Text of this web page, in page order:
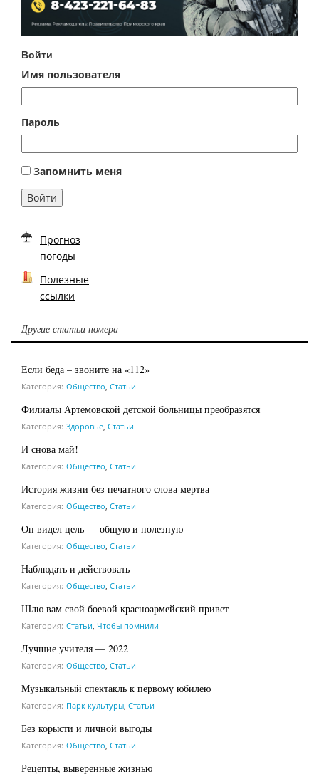
Войти
Имя пользователя
Пароль
Запомнить меня
Войти
Прогноз
погоды
Полезные
ссылки
Другие статьи номера
Если беда – звоните на «112»
Категория: Общество, Статьи
Филиалы Артемовской детской больницы преобразятся
Категория: Здоровье, Статьи
И снова май!
Категория: Общество, Статьи
История жизни без печатного слова мертва
Категория: Общество, Статьи
Он видел цель — общую и полезную
Категория: Общество, Статьи
Наблюдать и действовать
Категория: Общество, Статьи
Шлю вам свой боевой красноармейский привет
Категория: Статьи, Чтобы помнили
Лучшие учителя — 2022
Категория: Общество, Статьи
Музыкальный спектакль к первому юбилею
Категория: Парк культуры, Статьи
Без корысти и личной выгоды
Категория: Общество, Статьи
Рецепты, выверенные жизнью